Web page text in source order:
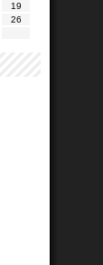
19
26